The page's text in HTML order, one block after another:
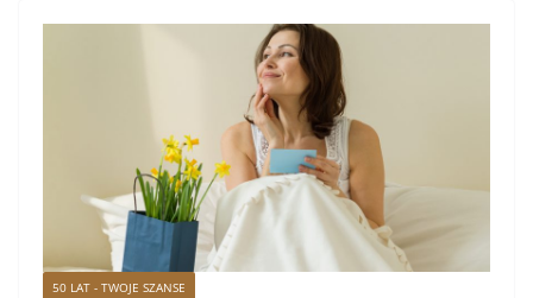
50 LAT - TWOJE SZANSE